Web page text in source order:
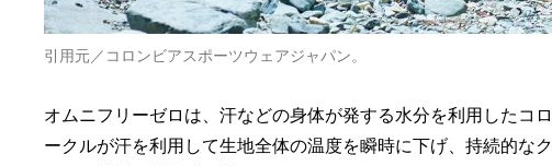
引用元／コロンビアスポーツウェアジャパン。
オムニフリーゼロは、汗などの身体が発する水分を利用したコ
ークルが汗を利用して生地全体の温度を瞬時に下げ、持続的な